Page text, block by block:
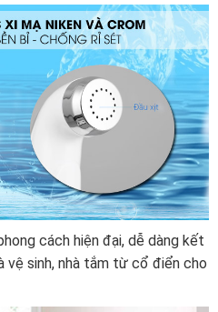
cách hiện đại, dễ dàng kết
vệ sinh, nhà tắm từ cổ điển cho